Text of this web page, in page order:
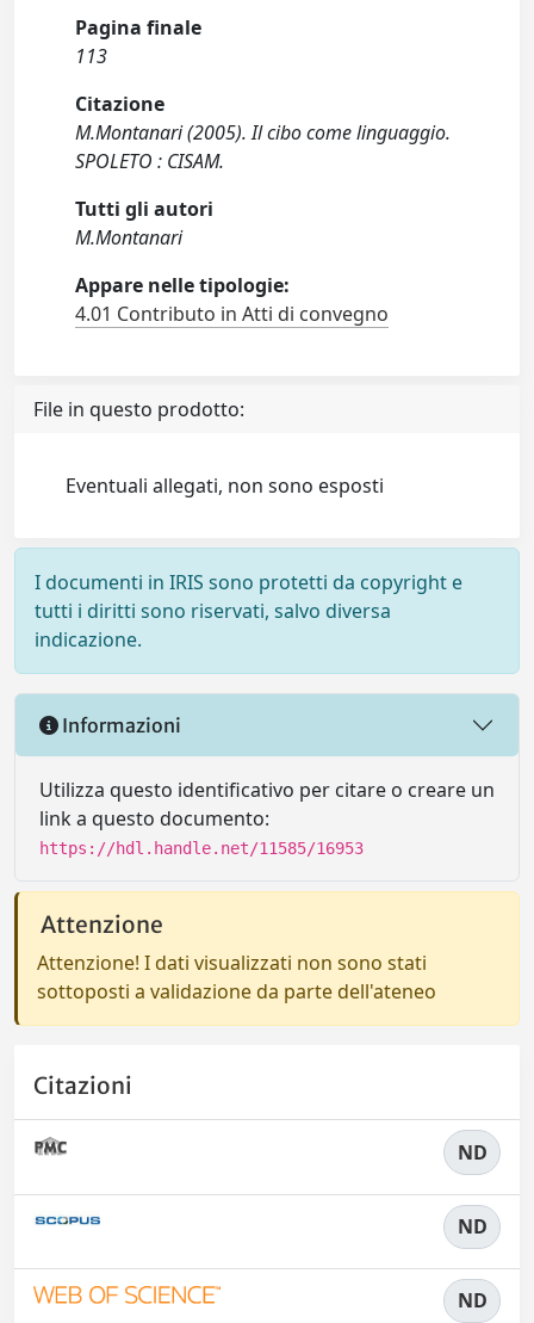
Pagina finale
113
Citazione
M.Montanari (2005). Il cibo come linguaggio.
SPOLETO : CISAM.
Tutti gli autori
M.Montanari
Appare nelle tipologie:
4.01 Contributo in Atti di convegno
File in questo prodotto:
Eventuali allegati, non sono esposti
I documenti in IRIS sono protetti da copyright e
tutti i diritti sono riservati, salvo diversa
indicazione.
Informazioni
Utilizza questo identificativo per citare o creare un
link a questo documento:
https://hdl.handle.net/11585/16953
Attenzione
Attenzione! I dati visualizzati non sono stati
sottoposti a validazione da parte dell'ateneo
Citazioni
ND
ND
ND